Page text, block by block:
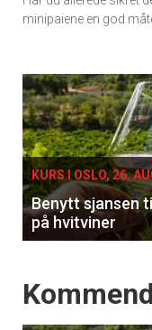
Få
Vi tilbyr
kan fritt
tilsendt.
Ukens
minipaiene en god
Events
single
KURS I OSLO, 26.
Benytt sjansen
på hvitviner
Events